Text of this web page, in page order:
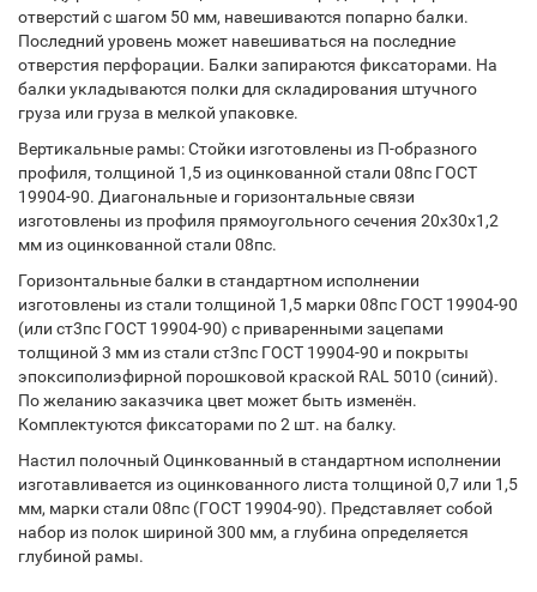
отверстий с шагом 50 мм, навешиваются попарно балки.
Последний уровень может навешиваться на последние
отверстия перфорации. Балки запираются фиксаторами. На
балки укладываются полки для складирования штучного
груза или груза в мелкой упаковке.
Вертикальные рамы: Стойки изготовлены из П-образного
профиля, толщиной 1,5 из оцинкованной стали 08пс ГОСТ
19904-90. Диагональные и горизонтальные связи
изготовлены из профиля прямоугольного сечения 20х30х1,2
мм из оцинкованной стали 08пс.
Горизонтальные балки в стандартном исполнении
изготовлены из стали толщиной 1,5 марки 08пс ГОСТ 19904-90
(или ст3пс ГОСТ 19904-90) с приваренными зацепами
толщиной 3 мм из стали ст3пс ГОСТ 19904-90 и покрыты
эпоксиполиэфирной порошковой краской RAL 5010 (синий).
По желанию заказчика цвет может быть изменён.
Комплектуются фиксаторами по 2 шт. на балку.
Настил полочный Оцинкованный в стандартном исполнении
изготавливается из оцинкованного листа толщиной 0,7 или 1,5
мм, марки стали 08пс (ГОСТ 19904-90). Представляет собой
набор из полок шириной 300 мм, а глубина определяется
глубиной рамы.